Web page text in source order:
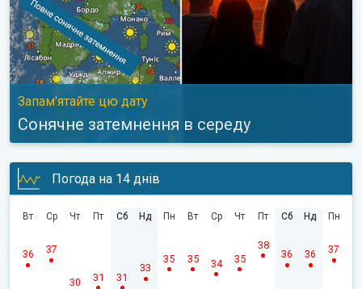
Запам'ятайте цю дату
Сонячне затемнення в середу
Погода на 14 днів
Вт
36
Ср
37
Чт
30
Пт
31
Сб
31
Нд
33
Пн
35
Вт
35
Ср
34
Чт
35
Пт
38
Сб
36
Нд
36
Пн
37